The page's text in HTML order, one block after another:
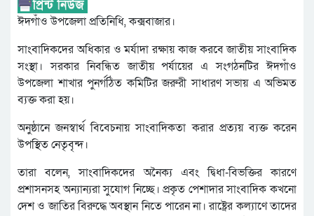
ঈদগাঁও উপজেলা প্রতিনিধি, কক্সবাজার।
সাংবাদিকদের অধিকার ও মর্যাদা রক্ষায় কাজ করবে জাতীয় সাংবাদিক
সংস্থা। সরকার নিবন্ধিত জাতীয় পর্যায়ের এ সংগঠনটির ঈদগাঁও
উপজেলা শাখার পুনর্গঠিত কমিটির জরুরী সাধারণ সভায় এ অভিমত
ব্যক্ত করা হয়।
অনুষ্ঠানে জনস্বার্থ বিবেচনায় সাংবাদিকতা করার প্রত্যয় ব্যক্ত করেন
উপস্থিত নেতৃবৃন্দ।
তারা বলেন, সাংবাদিকদের অনৈক্য এবং দ্বিধা-বিভক্তির কারণে
প্রশাসনসহ অন্যান্যরা সুযোগ নিচ্ছে। প্রকৃত পেশাদার সাংবাদিক কখনো
দেশ ও জাতির বিরুদ্ধে অবস্থান নিতে পারেন না। রাষ্ট্রের কল্যাণে তাদের